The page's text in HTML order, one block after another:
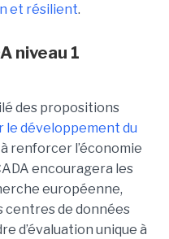
et résilient.
niveau 1
des propositions
le développement du
renforcer l’économie
encouragera les
européenne,
centres de données
d’évaluation unique à